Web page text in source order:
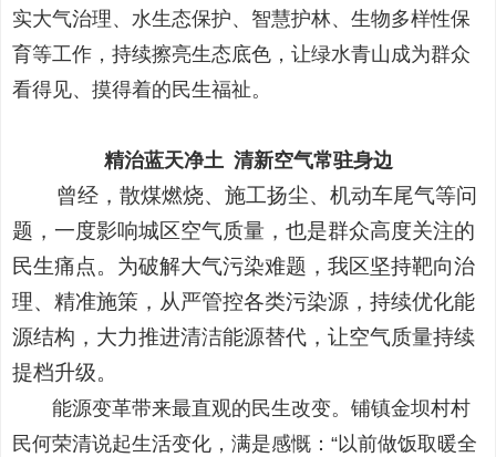
实大气治理、水生态保护、智慧护林、生物多样性保
育等工作，持续擦亮生态底色，让绿水青山成为群众
看得见、摸得着的民生福祉。
精治蓝天净土 清新空气常驻身边
曾经，散煤燃烧、施工扬尘、机动车尾气等问
题，一度影响城区空气质量，也是群众高度关注的
民生痛点。为破解大气污染难题，我区坚持靶向治
理、精准施策，从严管控各类污染源，持续优化能
源结构，大力推进清洁能源替代，让空气质量持续
提档升级。
能源变革带来最直观的民生改变。铺镇金坝村村
民何荣清说起生活变化，满是感慨：“以前做饭取暖全